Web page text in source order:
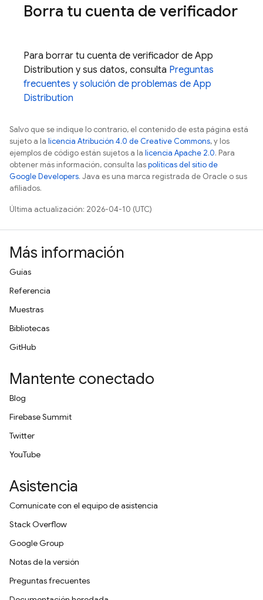
Borra tu cuenta de verificador
Para borrar tu cuenta de verificador de App
Distribution y sus datos, consulta Preguntas
frecuentes y solución de problemas de App
Distribution
Salvo que se indique lo contrario, el contenido de esta página está
sujeto a la licencia Atribución 4.0 de Creative Commons, y los
ejemplos de código están sujetos a la licencia Apache 2.0. Para
obtener más información, consulta laspolíticas del sitio de
Google Developers. Java es una marca registrada de Oracle o sus
afiliados.
Última actualización: 2026-04-10 (UTC)
Más información
Guías
Referencia
Muestras
Bibliotecas
GitHub
Mantente conectado
Blog
Firebase Summit
Twitter
YouTube
Asistencia
Comunícate con el equipo de asistencia
Stack Overflow
Google Group
Notas de la versión
Preguntas frecuentes